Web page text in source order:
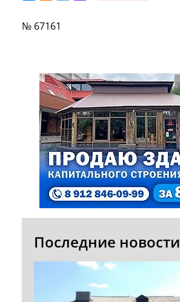
№ 67161
Последние новости